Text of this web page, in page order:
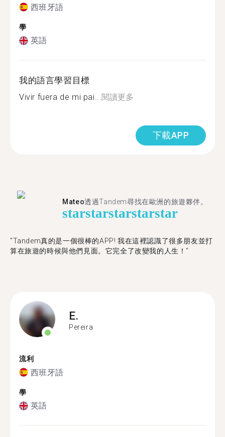
西班牙語
學
英語
我的語言學習目標
Vivir fuera de mi pai...閱讀更多
下載APP
Mateo透過Tandem尋找在歐洲的旅遊夥伴。
starstarstarstarstar
"Tandem真的是一個很棒的APP! 我在這裡認識了很多朋友並打
算在旅遊的時候與他們見面。它完全了改變我的人生！"
E.
Pereira
流利
西班牙語
學
英語